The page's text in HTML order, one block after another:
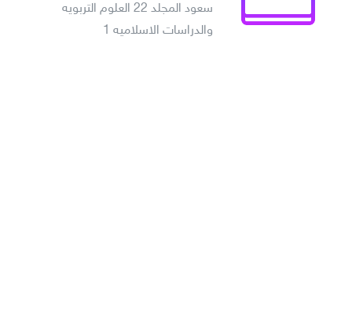
سعود المجلد 22 العلوم التربويه
والدراسات الاسلاميه 1